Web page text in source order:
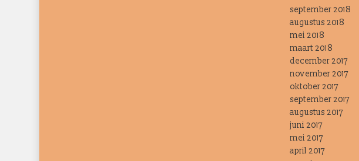
september 2018
augustus 2018
mei 2018
maart 2018
december 2017
november 2017
oktober 2017
september 2017
augustus 2017
juni 2017
mei 2017
april 2017